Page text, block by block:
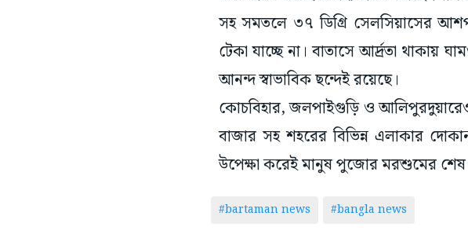
সহ সমতলে ৩৭ ডিগ্রি সেলসিয়াসের
টেকা যাচ্ছে না। বাতাসে আর্দ্রতা থাকায়
আনন্দ স্বাভাবিক ছন্দেই রয়েছে।
কোচবিহার, জলপাইগুড়ি ও আলিপুরদুয়ারেও
বাজার সহ শহরের বিভিন্ন এলাকার
উপেক্ষা করেই মানুষ পুজোর মরশুমের শেষ
#bartaman news #bangla news